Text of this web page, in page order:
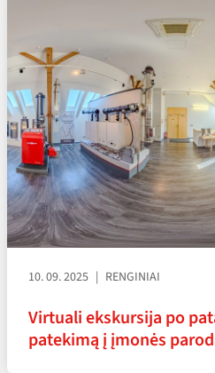
10. 09. 2025 RENGINIAI
Virtuali ekskursija po
patekimą į įmonės